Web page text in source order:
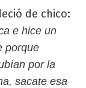
de chico:
e hice un
porque
por la
sacate esa